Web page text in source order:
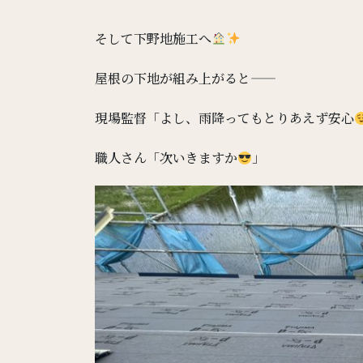
そして下野地施工へ
屋根の下地が組み上がると——
現場監督「よし、雨降ってもとりあえず安心
職人さん「次いきますか 」